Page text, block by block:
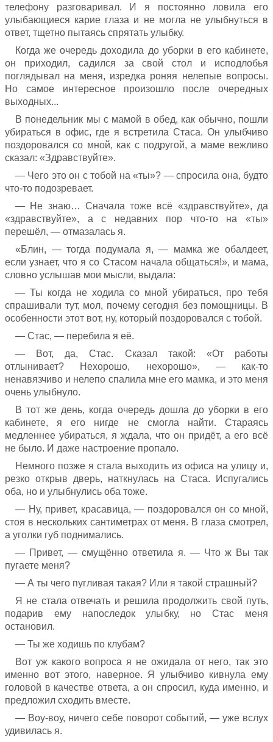
телефону разговаривал. И я постоянно ловила его
улыбающиеся карие глаза и не могла не улыбнуться в
ответ, тщетно пытаясь спрятать улыбку.
Когда же очередь доходила до уборки в его кабинете,
он приходил, садился за свой стол и исподлобья
поглядывал на меня, изредка роняя нелепые вопросы.
Но самое интересное произошло после очередных
выходных...
В понедельник мы с мамой в обед, как обычно, пошли
убираться в офис, где я встретила Стаса. Он улыбчиво
поздоровался со мной, как с подругой, а маме вежливо
сказал: «Здравствуйте».
— Чего это он с тобой на «ты»? — спросила она, будто
что-то подозревает.
— Не знаю… Сначала тоже всё «здравствуйте», да
«здравствуйте», а с недавних пор что-то на «ты»
перешёл, — отмазалась я.
«Блин, — тогда подумала я, — мамка же обалдеет,
если узнает, что я со Стасом начала общаться!», и мама,
словно услышав мои мысли, выдала:
— Ты когда не ходила со мной убираться, про тебя
спрашивали тут, мол, почему сегодня без помощницы. В
особенности этот вот, ну, который поздоровался с тобой.
— Стас, — перебила я её.
— Вот, да, Стас. Сказал такой: «От работы
отлынивает? Нехорошо, нехорошо», — как-то
ненавязчиво и нелепо спалила мне его мамка, и это меня
очень улыбнуло.
В тот же день, когда очередь дошла до уборки в его
кабинете, я его нигде не смогла найти. Стараясь
медленнее убираться, я ждала, что он придёт, а его всё
не было. И даже настроение пропало.
Немного позже я стала выходить из офиса на улицу и,
резко открыв дверь, наткнулась на Стаса. Испугались
оба, но и улыбнулись оба тоже.
— Ну, привет, красавица, — поздоровался он со мной,
стоя в нескольких сантиметрах от меня. В глаза смотрел,
а уголки губ поднимались.
— Привет, — смущённо ответила я. — Что ж Вы так
пугаете меня?
— А ты чего пугливая такая? Или я такой страшный?
Я не стала отвечать и решила продолжить свой путь,
подарив ему напоследок улыбку, но Стас меня
остановил.
— Ты же ходишь по клубам?
Вот уж какого вопроса я не ожидала от него, так это
именно вот этого, наверное. Я улыбчиво кивнула ему
головой в качестве ответа, а он спросил, куда именно, и
предложил сходить вместе.
— Воу-воу, ничего себе поворот событий, — уже вслух
удивилась я.